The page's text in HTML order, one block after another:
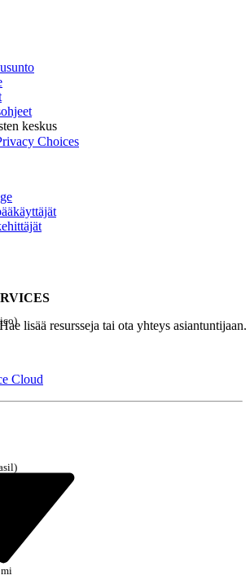
Tyhjennä kaikki Valmis
keskus
Choices
lisää resursseja tai ota yhteys asiantuntijaan.
Cloud